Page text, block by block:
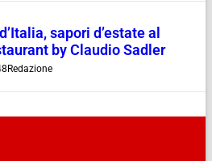
sapori d’estate al
by Claudio Sadler
Redazione